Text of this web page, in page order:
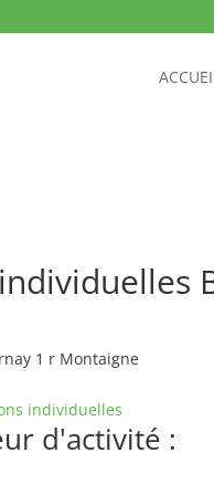
1 r Montaigne
individuelles
d'activité :